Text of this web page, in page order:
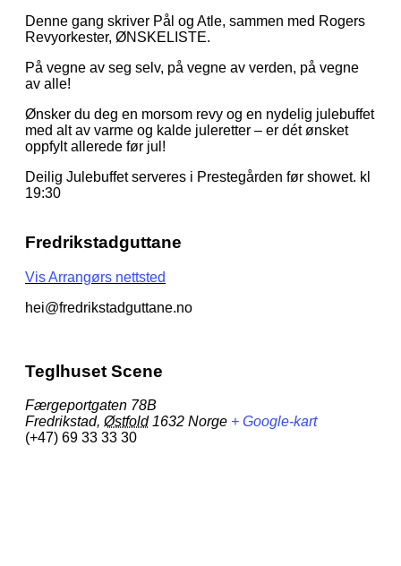
Denne gang skriver Pål og Atle, sammen med Rogers
Revyorkester, ØNSKELISTE.
På vegne av seg selv, på vegne av verden, på vegne
av alle!
Ønsker du deg en morsom revy og en nydelig julebuffet
med alt av varme og kalde juleretter – er dét ønsket
oppfylt allerede før jul!
Deilig Julebuffet serveres i Prestegården før showet. kl
19:30
Fredrikstadguttane
Vis Arrangørs nettsted
hei@fredrikstadguttane.no
Teglhuset Scene
Færgeportgaten 78B
Fredrikstad, Østfold 1632 Norge + Google-kart
(+47) 69 33 33 30